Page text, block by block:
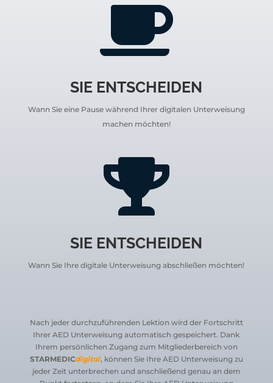

SIE ENTSCHEIDEN
Wann Sie eine Pause während Ihrer digitalen Unterweisung
machen möchten!

SIE ENTSCHEIDEN
Wann Sie Ihre digitale Unterweisung abschließen möchten!
Nach jeder durchzuführenden Lektion wird der Fortschritt
Ihrer AED Unterweisung automatisch gespeichert. Dank
Ihrem persönlichen Zugang zum Mitgliederbereich von
STARMEDICdigital, können Sie Ihre AED Unterweisung zu
jeder Zeit unterbrechen und anschließend genau an dem